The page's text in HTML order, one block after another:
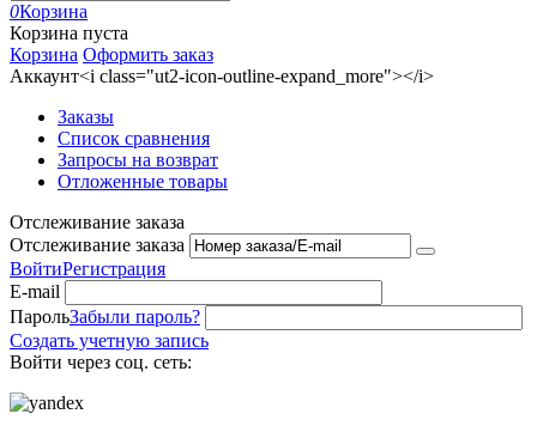
0Корзина
Корзина пуста
Корзина Оформить заказ
Аккаунт<i class="ut2-icon-outline-expand_more"></i>
Заказы
Список сравнения
Запросы на возврат
Отложенные товары
Отслеживание заказа
Отслеживание заказа
ВойтиРегистрация
E-mail
ПарольЗабыли пароль?
Создать учетную запись
Войти через соц. сеть: